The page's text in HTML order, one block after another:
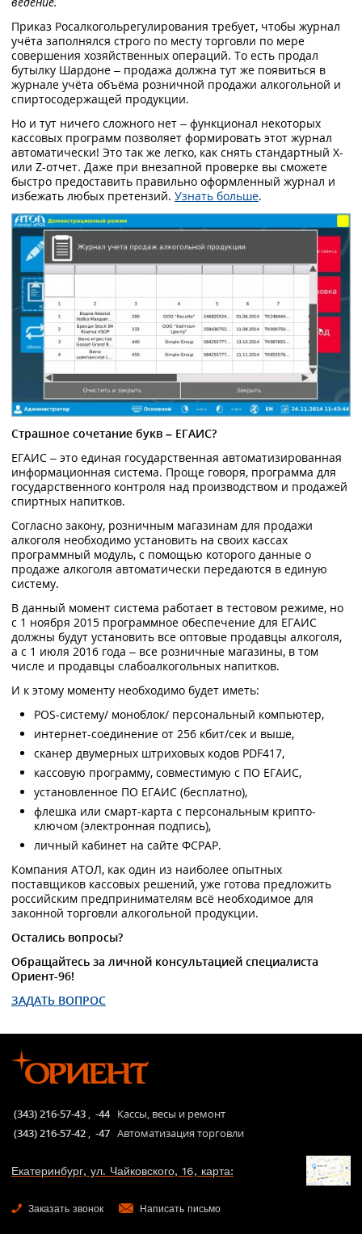
Приказ Росалкогольрегулирования требует, чтобы журнал
учёта заполнялся строго по месту торговли по мере
совершения хозяйственных операций. То есть продал
бутылку Шардоне – продажа должна тут же появиться в
журнале учёта объёма розничной продажи алкогольной и
спиртосодержащей продукции.
Но и тут ничего сложного нет – функционал некоторых
кассовых программ позволяет формировать этот журнал
автоматически! Это так же легко, как снять стандартный X-
или Z-отчет. Даже при внезапной проверке вы сможете
быстро предоставить правильно оформленный журнал и
избежать любых претензий. Узнать больше.
Страшное сочетание букв – ЕГАИС?
ЕГАИС – это единая государственная автоматизированная
информационная система. Проще говоря, программа для
государственного контроля над производством и продажей
спиртных напитков.
Согласно закону, розничным магазинам для продажи
алкоголя необходимо установить на своих кассах
программный модуль, с помощью которого данные о
продаже алкоголя автоматически передаются в единую
систему.
В данный момент система работает в тестовом режиме, но
с 1 ноября 2015 программное обеспечение для ЕГАИС
должны будут установить все оптовые продавцы алкоголя,
а с 1 июля 2016 года – все розничные магазины, в том
числе и продавцы слабоалкогольных напитков.
И к этому моменту необходимо будет иметь:
POS-систему/ моноблок/ персональный компьютер,
интернет-соединение от 256 кбит/сек и выше,
сканер двумерных штриховых кодов PDF417,
кассовую программу, совместимую с ПО ЕГАИС,
установленное ПО ЕГАИС (бесплатно),
флешка или смарт-карта с персональным крипто-
ключом (электронная подпись),
личный кабинет на сайте ФСРАР.
Компания АТОЛ, как один из наиболее опытных
поставщиков кассовых решений, уже готова предложить
российским предпринимателям всё необходимое для
законной торговли алкогольной продукции.
Остались вопросы?
Обращайтесь за личной консультацией специалиста
Ориент-96!
ЗАДАТЬ ВОПРОС
(343) 216-57-43 , -44 Кассы, весы и ремонт
(343) 216-57-42 , -47 Автоматизация торговли
Екатеринбург, ул. Чайковского, 16, карта:
Заказать звонок Написать письмо